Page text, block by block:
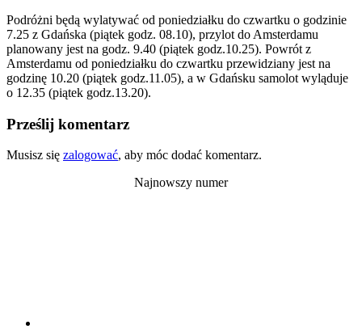
Podróżni będą wylatywać od poniedziałku do czwartku o godzinie
7.25 z Gdańska (piątek godz. 08.10), przylot do Amsterdamu
planowany jest na godz. 9.40 (piątek godz.10.25). Powrót z
Amsterdamu od poniedziałku do czwartku przewidziany jest na
godzinę 10.20 (piątek godz.11.05), a w Gdańsku samolot wyląduje
o 12.35 (piątek godz.13.20).
Prześlij komentarz
Musisz się zalogować, aby móc dodać komentarz.
Najnowszy numer